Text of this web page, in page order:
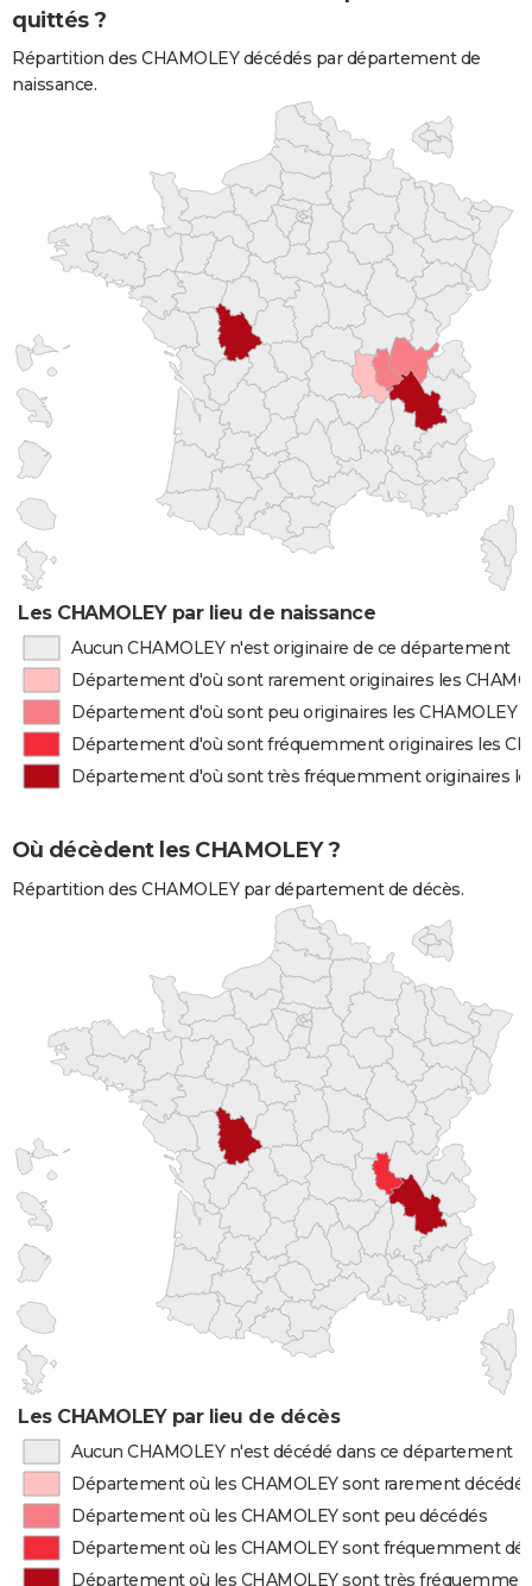
quittés ?
Répartition des CHAMOLEY décédés par département de
naissance.
Les CHAMOLEY par lieu de naissance
Aucun CHAMOLEY n'est originaire de ce département
Département d'où sont rarement originaires les
Département d'où sont peu originaires les CHAMOLEY
Département d'où sont fréquemment originaires les
Département d'où sont très fréquemment originaires
Où décèdent les CHAMOLEY ?
Répartition des CHAMOLEY par département de décès.
Les CHAMOLEY par lieu de décès
Aucun CHAMOLEY n'est décédé dans ce département
Département où les CHAMOLEY sont rarement décédés
Département où les CHAMOLEY sont peu décédés
Département où les CHAMOLEY sont fréquemment
Département où les CHAMOLEY sont très